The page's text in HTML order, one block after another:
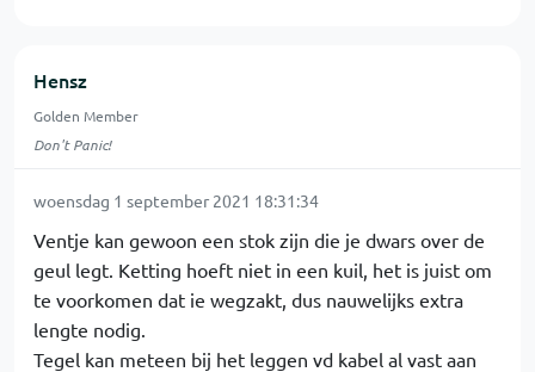
Hensz
Golden Member
Don't Panic!
woensdag 1 september 2021 18:31:34
Ventje kan gewoon een stok zijn die je dwars over de
geul legt. Ketting hoeft niet in een kuil, het is juist om
te voorkomen dat ie wegzakt, dus nauwelijks extra
lengte nodig.
Tegel kan meteen bij het leggen vd kabel al vast aan